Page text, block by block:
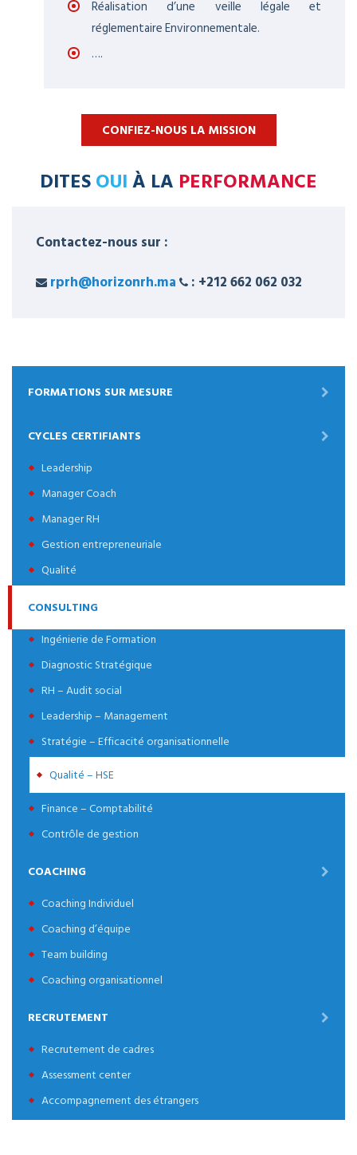
Réalisation d’une veille légale et
réglementaire Environnementale.
….
CONFIEZ-NOUS LA MISSION
DITESOUIÀ LA PERFORMANCE
Contactez-nous sur :
rprh@horizonrh.ma
: +212 662 062 032
FORMATIONS SUR MESURE
CYCLES CERTIFIANTS
Leadership
Manager Coach
Manager RH
Gestion entrepreneuriale
Qualité
CONSULTING
Ingénierie de Formation
Diagnostic Stratégique
RH – Audit social
Leadership – Management
Stratégie – Efficacité organisationnelle
Qualité – HSE
Finance – Comptabilité
Contrôle de gestion
COACHING
Coaching Individuel
Coaching d’équipe
Team building
Coaching organisationnel
RECRUTEMENT
Recrutement de cadres
Assessment center
Accompagnement des étrangers